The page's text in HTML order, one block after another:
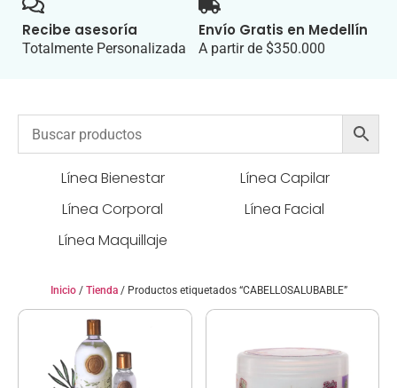
Recibe asesoría
Totalmente Personalizada
Envío Gratis en Medellín
A partir de $350.000
Línea Bienestar
Línea Capilar
Línea Corporal
Línea Facial
Línea Maquillaje
Inicio/ Tienda/ Productos etiquetados “CABELLOSALUBABLE”